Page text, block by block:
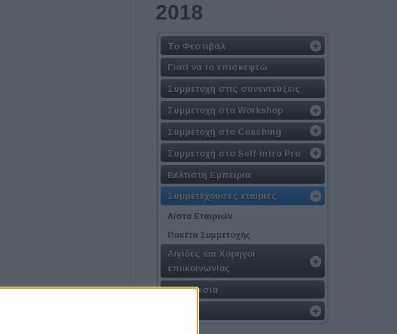
2018
Το Φεστιβάλ
Γιατί να το επισκεφτώ
Συμμετοχή στις συνεντεύξεις
Συμμετοχή στα Workshop
Συμμετοχή στο Coaching
Συμμετοχή στο Self-intro Pro
Βέλτιστη Εμπειρία
Συμμετέχουσες εταιρίες
Λίστα Εταιριών
Πακέτα Συμμετοχής
Αιγίδες και Χορηγοί
επιικοινωνίας
Τοποθεσία